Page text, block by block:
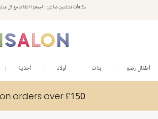
استمتعوا بخصم 10% على طلبيتكم الأولى كهدية ترحيب. سجلوا من هنا
مكافآت تشلدرن صالون | اجمعوا النقاط مع كل
أطفال رضع بنات أولاد أحذية
orders over £150